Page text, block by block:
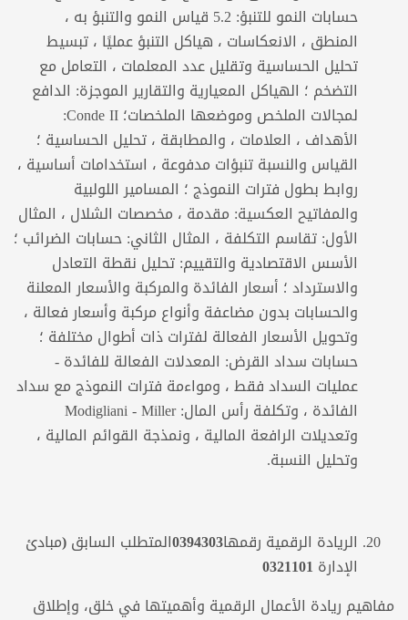
حسابات النمو للتنبؤ: 5.2 قياس النمو والتنبؤ به ،
المنطق ، الانعكاسات ، هياكل التنبؤ عمليًا ، تبسيط
تحليل الحساسية وتقليل عدد المعلمات ، التعامل مع
التضخم ؛ الهياكل المعيارية والتقارير الموجزة: الدافع
لمجالات الملخص وموضعها الملخصات؛ Conde II:
الأهداف ، العلامات ، والمطابقة ، تحليل الحساسية ؛
القياس والنسبة تنبؤات مدفوعة ، استخدامات أساسية ،
روابط بطول فترات النموذج ؛ المسامير اللولبية
والمفاتيح العكسية: مقدمة ، مخصصات الشلال ، المثال
الأول: تقاسم التكلفة ، المثال الثاني: حسابات الضرائب ؛
الأسس الاقتصادية والتقييم: تحليل نقطة التعادل
والاسترداد ؛ أسعار الفائدة والمركبة والأسعار المعلنة
والحسابات بدون مضاعفة وأنواع مركبة وأسعار فعالة ،
وتحويل الأسعار الفعالة لفترات ذات أطوال مختلفة ؛
حسابات سداد القرض: المعدلات الفعالة للفائدة ‐
عمليات السداد فقط ، ومواءمة فترات النموذج مع سداد
الفائدة ، وتكلفة رأس المال: Modigliani ‐ Miller
وتعديلات الرافعة المالية ، ونمذجة القوائم المالية ،
وتحليل النسبة.
الريادة الرقمية رقمها0394303المتطلب السابق (
مبادئ
الإدارة 0321101
مفاهيم ريادة الأعمال الرقمية وأهميتها في خلق، وإطلاق